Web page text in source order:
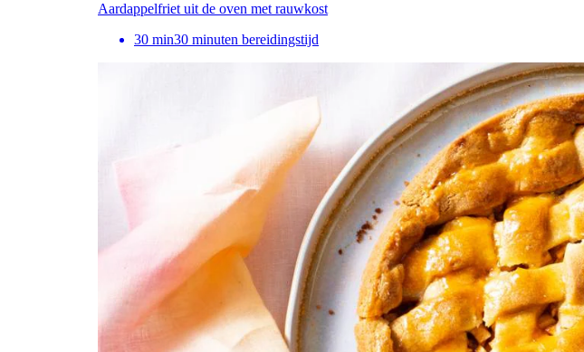
Aardappelfriet uit de oven met rauwkost
30 min30 minuten bereidingstijd